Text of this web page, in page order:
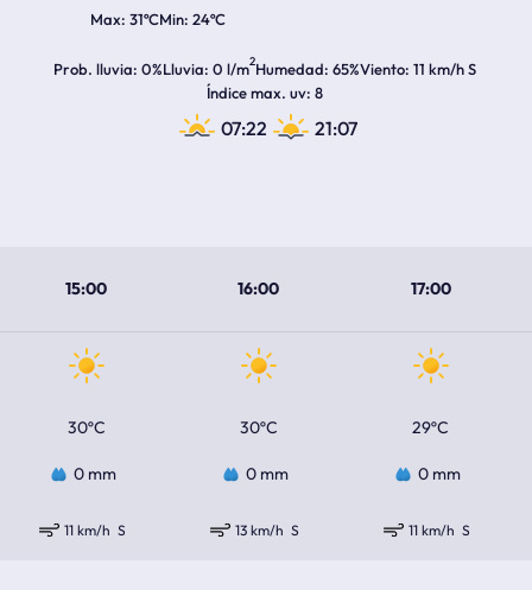
31ºC 24ºC
Prob. lluvia 0%Lluvia 0 l/m2Humedad 65%Viento 11 km/h S
Índice max. uv 8
07:22 21:07
15:00 16:00 17:00
30ºC 30ºC 29ºC
0 mm 0 mm 0 mm
11 km/h S 13 km/h S 11 km/h S